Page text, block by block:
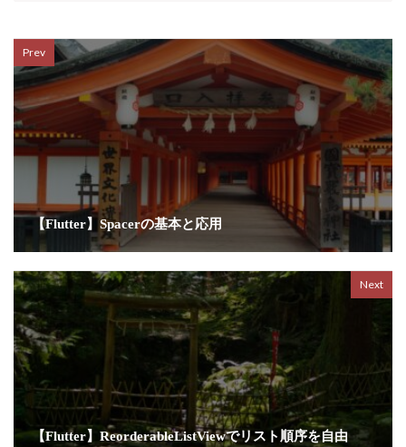
Prev
【Flutter】Spacerの基本と応用
Next
【Flutter】ReorderableListViewでリスト順序を自由